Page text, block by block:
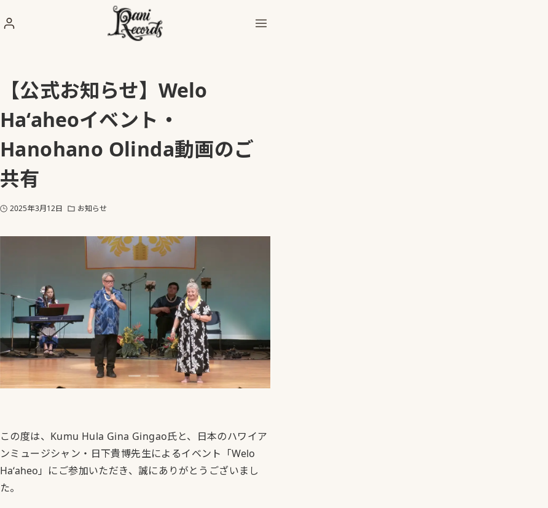
【公式お知らせ】Welo
Haʻaheoイベント・
Hanohano Olinda動画のご
共有
2025年3月12日 お知らせ
この度は、Kumu Hula Gina Gingao氏と、日本のハワイア
ンミュージシャン・日下貴博先生によるイベント「Welo
Haʻaheo 」にご参加いただき、誠にありがとうございまし
た。